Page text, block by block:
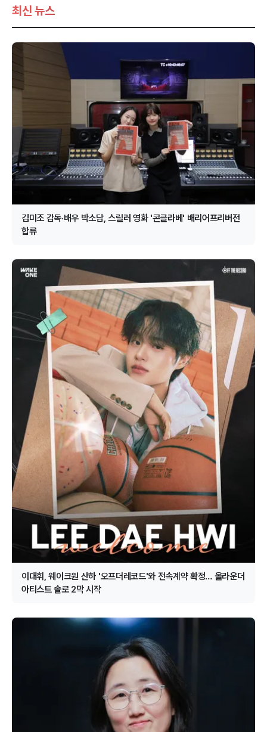
최신 뉴스
김미조 감독·배우 박소담, 스릴러 영화 '콘클라베' 배리어프리버전
합류
이대휘, 웨이크원 산하 '오프더레코드'와 전속계약 확정… 올라운더
아티스트 솔로 2막 시작